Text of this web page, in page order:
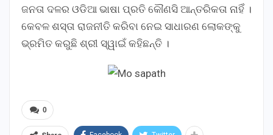
ଜନତା ଦଳର ଓଡିଆ ଭାଷା ପ୍ରତି କୌଣସି ଆନ୍ତରିକତା ନାହିଁ ।
କେବଳ ଶସ୍ତା ରାଜନୀତି କରିବା ନେଇ ସାଧାରଣ ଲୋକଙ୍କୁ
ଭ୍ରମିତ କରୁଛି ଶ୍ରୀ ସ୍ୱାଇଁ କହିଛନ୍ତି ।
0